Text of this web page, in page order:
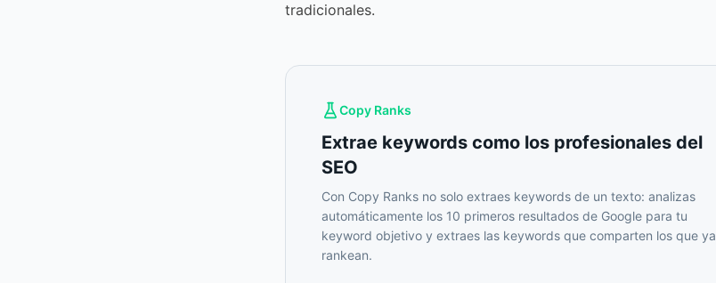
tradicionales.
Copy Ranks
Extrae keywords como los profesionales del
SEO
Con Copy Ranks no solo extraes keywords de un texto: analizas
automáticamente los 10 primeros resultados de Google para tu
keyword objetivo y extraes las keywords que comparten los que ya
rankean.